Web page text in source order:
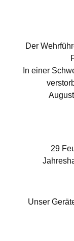
Der
In einer
29
Unser